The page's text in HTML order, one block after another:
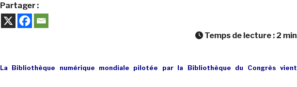
Partager :
Temps de lecture : 2 min
La Bibliothèque numérique mondiale pilotée par la Bibliothèque du Congrès vient